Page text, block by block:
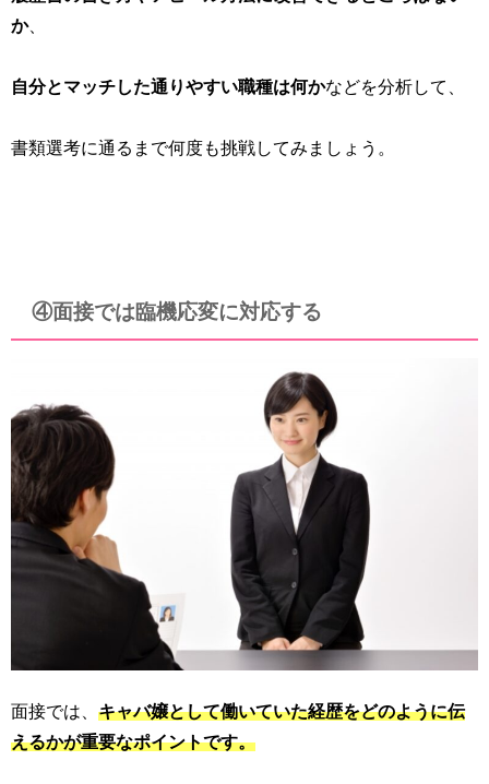
か、
自分とマッチした通りやすい職種は何かなどを分析して、
書類選考に通るまで何度も挑戦してみましょう。
④面接では臨機応変に対応する
面接では、 キャバ嬢として働いていた経歴をどのように伝
えるかが重要なポイントです。